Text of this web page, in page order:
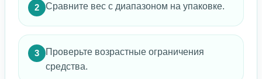
2 Сравните вес с диапазоном на упаковке.
3
Проверьте возрастные ограничения
средства.